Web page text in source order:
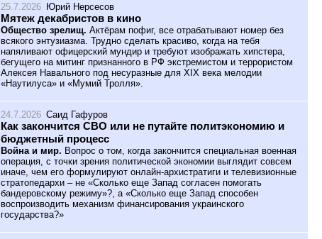
25.7.2026 Юрий Нерсесов
Мятеж декабристов в кино
Общество зрелищ. Актёрам пофиг, все отрабатывают номер без
всякого энтузиазма. Трудно сделать красиво, когда на тебя
напяливают офицерский мундир и требуют изображать хипстера,
бегущего на митинг признанного в РФ экстремистом и террористом
Алексея Навального под несуразные для XIX века мелодии
«Наутилуса» и «Мумий Тролля».
24.7.2026 Саид Гафуров
Как закончится СВО или не путайте политэкономию и
бюджетный процесс
Война и мир. Вопрос о том, когда закончится специальная военная
операция, с точки зрения политической экономии выглядит совсем
иначе, чем его формулируют онлайн-архистратиги и телевизионные
стратопедархи – не «Сколько еще Запад согласен помогать
бандеровскому режиму»?, а «Сколько еще Запад способен
воспроизводить механизм финансирования украинского
государства?»